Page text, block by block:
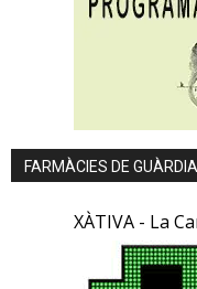
FARMÀCIES DE GUÀRDIA
XÀTIVA - La